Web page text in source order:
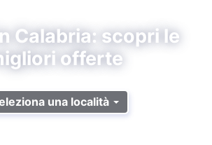
Calabria: scopri le
offerte
una località